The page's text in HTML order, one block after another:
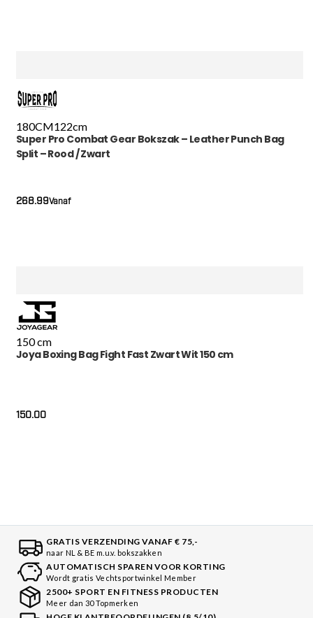
180CM122cm
Super Pro Combat Gear Bokszak – Leather Punch Bag
Split – Rood / Zwart
Vanaf
268.99
150 cm
Joya Boxing Bag Fight Fast Zwart Wit 150 cm
150.00
GRATIS VERZENDING VANAF € 75,-
naar NL & BE m.u.v. bokszakken
AUTOMATISCH SPAREN VOOR KORTING
Wordt gratis Vechtsportwinkel Member
2500+ SPORT EN FITNESS PRODUCTEN
Meer dan 30 Topmerken